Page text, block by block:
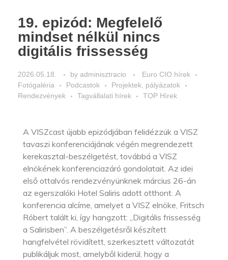
19. epizód: Megfelelő
mindset nélkül nincs
digitális frissesség
2026.05.18. by adminisztracio
Euro CIO hírek
Fotógaléria
Podcastok
Projektek, pályázatok
Rendezvények
Tagvállalati hírek TOP Hírek
A VISZcast újabb epizódjában felidézzük a VISZ
tavaszi konferenciájának végén megrendezett
kerekasztal-beszélgetést, továbbá a VISZ
elnökének konferenciazáró gondolatait. Az idei
első ottalvós rendezvényünknek március 26-án
az egerszalóki Hotel Saliris adott otthont. A
konferencia alcíme, amelyet a VISZ elnöke, Fritsch
Róbert talált ki, így hangzott: „Digitális frissesség
a Salirisben”. A beszélgetésről készített
hangfelvétel rövidített, szerkesztett változatát
publikáljuk most, amelyből kiderül, hogy a